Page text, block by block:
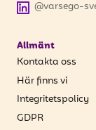
@varsego-
Allmänt
Kontakta oss
Här finns vi
Integritetspolicy
GDPR